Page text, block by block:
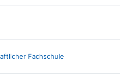
Fachschule